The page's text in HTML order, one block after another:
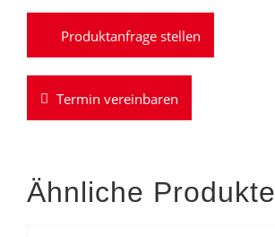
Termin vereinbaren
Ähnliche Produkte